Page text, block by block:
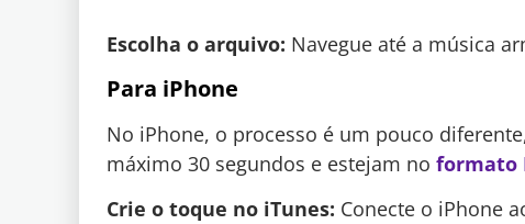
Escolha o arquivo: Navegue até a música
Para iPhone
No iPhone, o processo é um pouco
máximo 30 segundos e estejam no formato
Crie o toque no iTunes: Conecte o iPhone